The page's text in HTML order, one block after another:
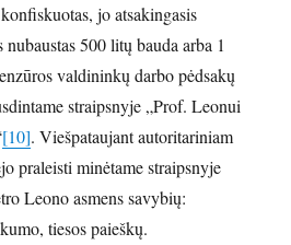
jo atsakingasis
500 litų bauda arba 1
valdininkų darbo pėdsakų
straipsnyje „Prof. Leonui
[10]. Viešpataujant autoritariniam
praleisti minėtame straipsnyje
Leono asmens savybių:
tiesos paieškų.